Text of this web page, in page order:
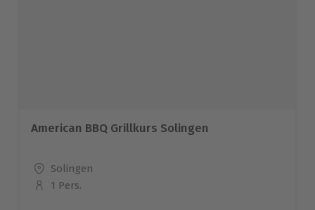
American BBQ Grillkurs Solingen
Standort
Solingen
Anzahl der Teilnehmer
1 Pers.